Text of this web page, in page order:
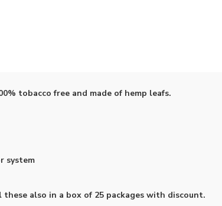
tobacco free and made of hemp leafs.
system
also in a box of 25 packages with discount.